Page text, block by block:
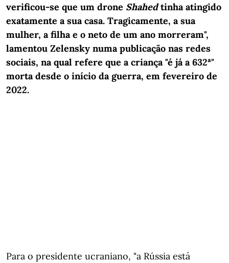
verificou-se que um drone Shahedtinha atingido
exatamente a sua casa. Tragicamente, a sua
mulher, a filha e o neto de um ano morreram",
lamentou Zelensky numa publicação nas redes
sociais, na qual refere que a criança "é já a 632ª"
morta desde o início da guerra, em fevereiro de
2022.
Para o presidente ucraniano, "a Rússia está